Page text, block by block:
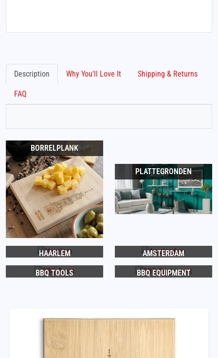
Description Why You'll Love It Shipping & Returns
FAQ
BORRELPLANK
PLATTEGRONDEN
HAARLEM AMSTERDAM
BBQ TOOLS BBQ EQUIPMENT